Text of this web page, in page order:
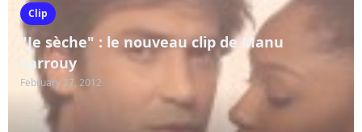
Clip
"Je sèche" : le nouveau clip de Manu
Larrouy
February 27, 2012